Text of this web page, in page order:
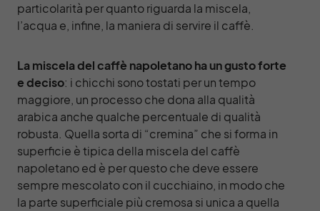
particolarità per quanto riguarda la miscela,
l’acqua e, infine, la maniera di servire il caffè.
La miscela del caffè napoletano ha un gusto forte
e deciso: i chicchi sono tostati per un tempo
maggiore, un processo che dona alla qualità
arabica anche qualche percentuale di qualità
robusta. Quella sorta di “cremina” che si forma in
superficie è tipica della miscela del caffè
napoletano ed è per questo che deve essere
sempre mescolato con il cucchiaino, in modo che
la parte superficiale più cremosa si unica a quella